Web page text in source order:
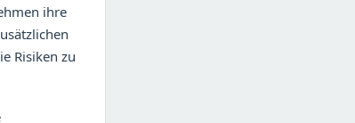
ihre
Risiken zu